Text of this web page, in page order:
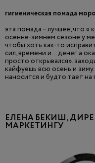
гигиеническая помада
эта помада – лучшее, что я
осенне-зимнем сезоне у
чтобы хоть как-то
сил, времени и… денег. а
просто открывался».
кайфуешь всю осень и
наносится и будто тает на
ЕЛЕНА БЕКИШ,
МАРКЕТИНГУ